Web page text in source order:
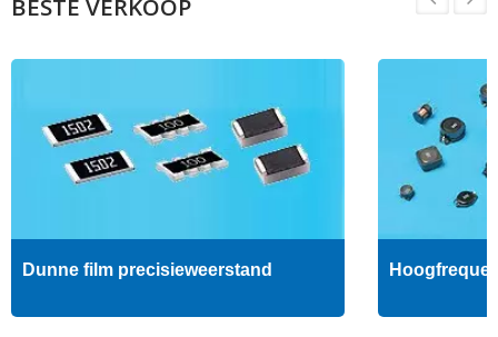
BESTE VERKOOP
Dunne film precisieweerstand